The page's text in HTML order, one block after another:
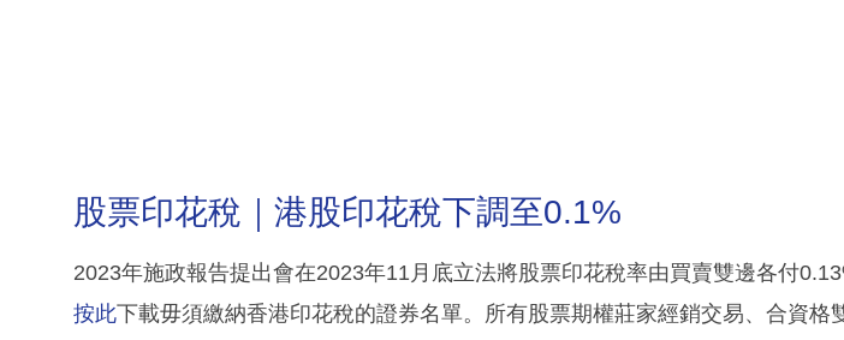
股票印花稅｜港股印花稅下調至0.1%
2023年施政報告提出會在2023年11月底立法將股票印花稅率由買賣雙邊各付
按此下載毋須繳納香港印花稅的證券名單。所有股票期權莊家經銷交易、合資格